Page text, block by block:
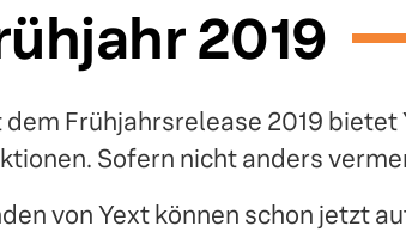
2019
dem Frühjahrsrelease 2019
Sofern nicht anders
von Yext können schon jetzt